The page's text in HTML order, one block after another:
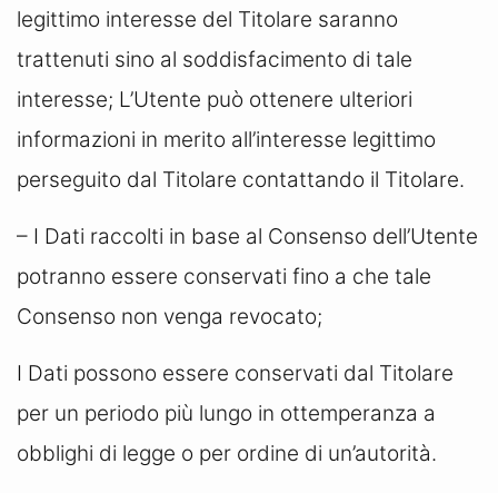
legittimo interesse del Titolare saranno
trattenuti sino al soddisfacimento di tale
interesse; L’Utente può ottenere ulteriori
informazioni in merito all’interesse legittimo
perseguito dal Titolare contattando il Titolare.
– I Dati raccolti in base al Consenso dell’Utente
potranno essere conservati fino a che tale
Consenso non venga revocato;
I Dati possono essere conservati dal Titolare
per un periodo più lungo in ottemperanza a
obblighi di legge o per ordine di un’autorità.